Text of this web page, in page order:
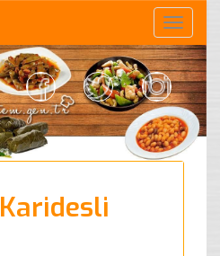
Toggle
Karidesli